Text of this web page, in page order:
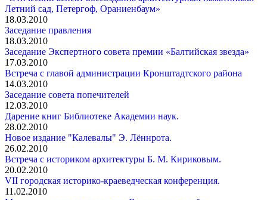
Летний сад, Петергоф, Ораниенбаум»
18.03.2010
Заседание правления
18.03.2010
Заседание Экспертного совета премии «Балтийская звезда»
17.03.2010
Встреча с главой администрации Кронштадтского района
14.03.2010
Заседание совета попечителей
12.03.2010
Дарение книг Библиотеке Академии наук.
28.02.2010
Новое издание "Калевалы" Э. Лённрота.
26.02.2010
Встреча с историком архитектуры Б. М. Кириковым.
20.02.2010
VII городская историко-краеведческая конференция.
11.02.2010